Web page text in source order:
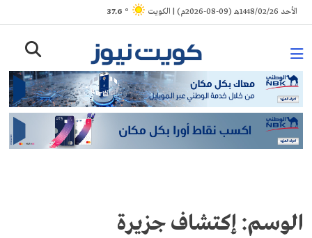
Skip
to
الأحد 1448/02/26هـ (09-08-2026م) | الكويت ° 37.6
الوسم:إكتشاف جزيرة